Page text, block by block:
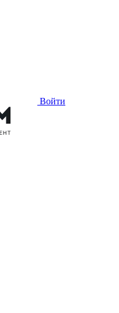
Войти